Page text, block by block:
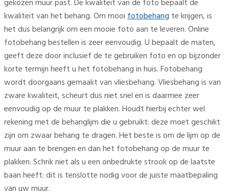
gekozen muur past. De kwaliteit van de foto bepaalt de
kwaliteit van het behang. Om mooifotobehang te krijgen, is
het dus belangrijk om een mooie foto aan te leveren. Online
fotobehang bestellen is zeer eenvoudig. U bepaalt de maten,
geeft deze door inclusief de te gebruiken foto en op bijzonder
korte termijn heeft u het fotobehang in huis. Fotobehang
wordt doorgaans gemaakt van vliesbehang. Vliesbehang is van
zware kwaliteit, scheurt dus niet snel en is daarmee zeer
eenvoudig op de muur te plakken. Houdt hierbij echter wel
rekening met de behanglijm die u gebruikt: deze moet geschikt
zijn om zwaar behang te dragen. Het beste is om de lijm op de
muur aan te brengen en dan het fotobehang op de muur te
plakken. Schrik niet als u een onbedrukte strook op de laatste
baan heeft: dit is tenslotte nodig voor de juiste maatbepaling
van uw muur.